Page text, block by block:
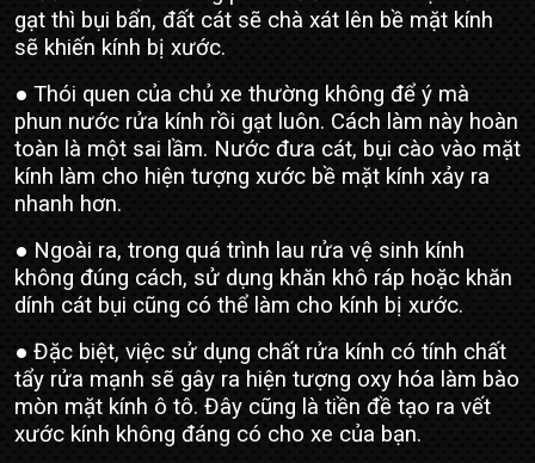
gạt thì bụi bẩn, đất cát sẽ chà xát lên bề mặt kính
sẽ khiến kính bị xước.
● Thói quen của chủ xe thường không để ý mà
phun nước rửa kính rồi gạt luôn. Cách làm này hoàn
toàn là một sai lầm. Nước đưa cát, bụi cào vào mặt
kính làm cho hiện tượng xước bề mặt kính xảy ra
nhanh hơn.
● Ngoài ra, trong quá trình lau rửa vệ sinh kính
không đúng cách, sử dụng khăn khô ráp hoặc khăn
dính cát bụi cũng có thể làm cho kính bị xước.
● Đặc biệt, việc sử dụng chất rửa kính có tính chất
tẩy rửa mạnh sẽ gây ra hiện tượng oxy hóa làm bào
mòn mặt kính ô tô. Đây cũng là tiền đề tạo ra vết
xước kính không đáng có cho xe của bạn.